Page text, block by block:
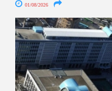
01/08/2026